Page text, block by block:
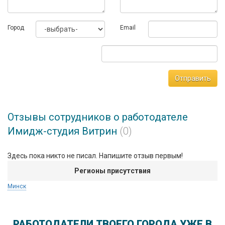
Наименование юр. лица: частное предприятие `Имидж-
Город Email
Отправить
Отзывы сотрудников о работодателе
Имидж-студия Витрин (0)
Здесь пока никто не писал. Напишите отзыв первым!
Регионы присутствия
Минск